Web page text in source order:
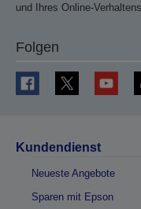
und Ihres Online-
Folgen
Kundendienst
Neueste Angebote
Sparen mit Epson